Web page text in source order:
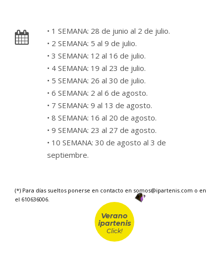
Verano
ipartenis
Click!
• 1 SEMANA: 28 de junio al 2 de julio.
• 2 SEMANA: 5 al 9 de julio.
• 3 SEMANA: 12 al 16 de julio.
• 4 SEMANA: 19 al 23 de julio.
• 5 SEMANA: 26 al 30 de julio.
• 6 SEMANA: 2 al 6 de agosto.
• 7 SEMANA: 9 al 13 de agosto.
• 8 SEMANA: 16 al 20 de agosto.
• 9 SEMANA: 23 al 27 de agosto.
• 10 SEMANA: 30 de agosto al 3 de
septiembre.
(*) Para días sueltos ponerse en contacto en somos@ipartenis.com o en
el 610636006.